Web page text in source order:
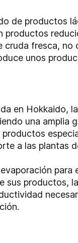
de productos
productos
cruda fresca,
unos
en Hokkaido,
una amplia
a las plantas
sus productos,